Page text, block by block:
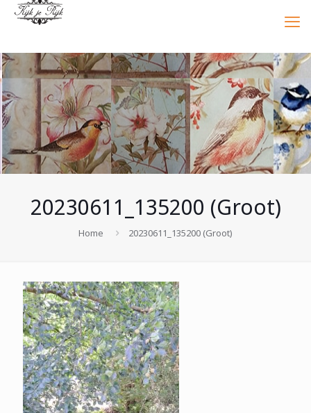
20230611_135200 (Groot)
Home 20230611_135200 (Groot)